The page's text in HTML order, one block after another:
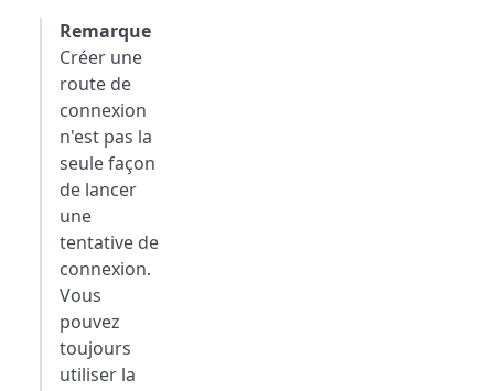
Remarque
Créer une
route de
connexion
n'est pas la
seule façon
de lancer
une
tentative de
connexion.
Vous
pouvez
toujours
utiliser la